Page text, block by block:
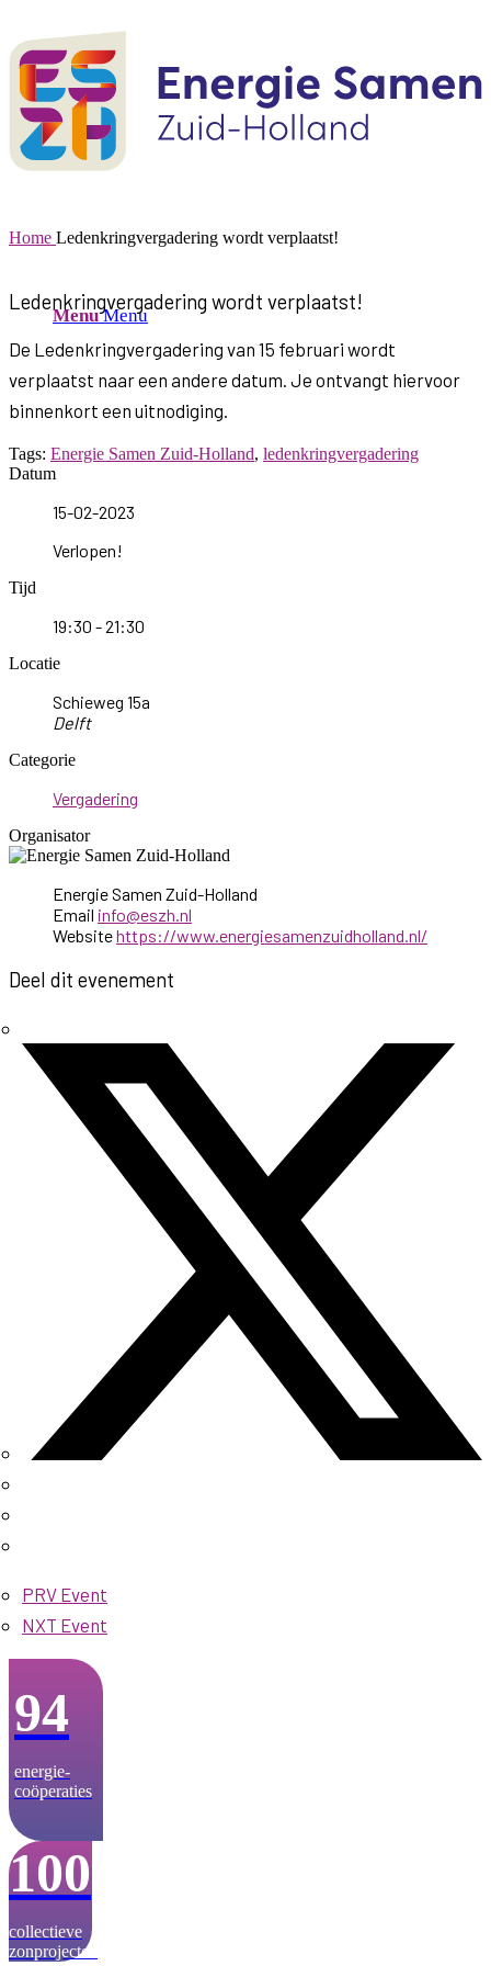
Menu Menu
Home Ledenkringvergadering wordt verplaatst!
Ledenkringvergadering wordt verplaatst!
De Ledenkringvergadering van 15 februari wordt
verplaatst naar een andere datum. Je ontvangt hiervoor
binnenkort een uitnodiging.
Tags: Energie Samen Zuid-Holland, ledenkringvergadering
Datum
15-02-2023
Verlopen!
Tijd
19:30 - 21:30
Locatie
Schieweg 15a
Delft
Categorie
Vergadering
Organisator
Energie Samen Zuid-Holland
Email info@eszh.nl
Websitehttps://www.energiesamenzuidholland.nl/
Deel dit evenement
PRV Event
NXT Event
94
energie­-
coöperaties
100
collectieve
zonprojecten